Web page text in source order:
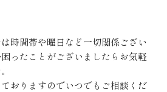
時間帯や曜日など一切関係ござい
ったことがございましたらお気軽
おりますのでいつでもご相談くだ